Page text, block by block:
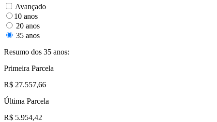
Avançado
10 anos
20 anos
35 anos
Resumo dos 35 anos:
Primeira Parcela
R$ 27.557,66
Última Parcela
R$ 5.954,42